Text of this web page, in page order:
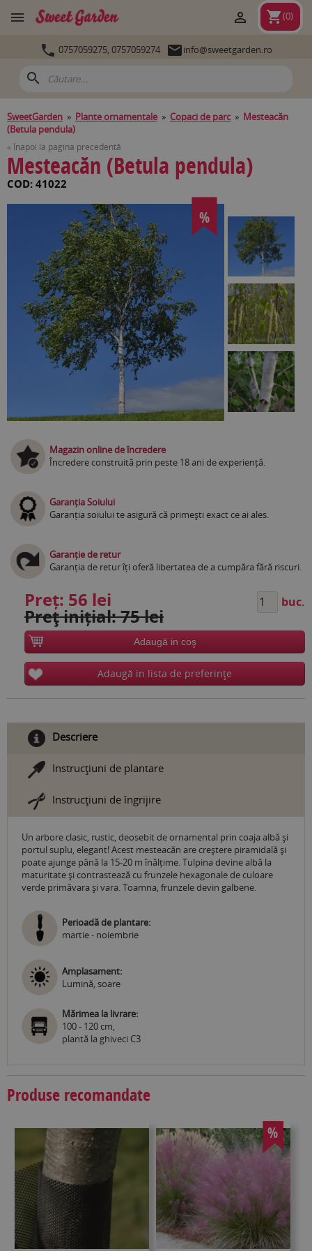
 shopping_cart(0)

 0757059275, 0757059274 info@sweetgarden.ro
search
SweetGarden » Plante ornamentale » Copaci de parc » Mesteacăn
(Betula pendula)
« Înapoi la pagina precedentă
Mesteacăn (Betula pendula)
COD: 41022
%
Magazin online de încredere
Încredere construită prin peste 18 ani de experiență.
Garanția Soiului
Garanția soiului te asigură că primești exact ce ai ales.
Garanție de retur
Garanția de retur îți oferă libertatea de a cumpăra fără riscuri.
Preț: 56 lei
Preţ inițial: 75 lei
buc.
Adaugă in coş
Adaugă in lista de preferinţe
Descriere
Instrucţiuni de plantare
Instrucţiuni de îngrijire
Un arbore clasic, rustic, deosebit de ornamental prin coaja albă şi
portul suplu, elegant! Acest mesteacăn are creştere piramidală și
poate ajunge până la 15-20 m înălțime. Tulpina devine albă la
maturitate și contrastează cu frunzele hexagonale de culoare
verde primăvara şi vara. Toamna, frunzele devin galbene.
Perioadă de plantare:
martie - noiembrie
Amplasament:
Lumină, soare
Mărimea la livrare:
100 - 120 cm,
plantă la ghiveci C3
Produse recomandate
%